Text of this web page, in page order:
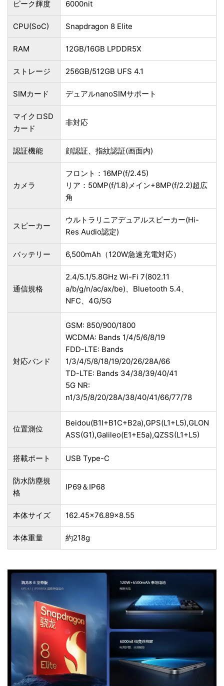
ピーク輝度 6000nit
CPU(SoC) Snapdragon 8 Elite
RAM 12GB/16GB LPDDR5X
ストレージ 256GB/512GB UFS 4.1
SIMカード デュアルnanoSIMサポート
マイクロSD
カード
非対応
認証機能 顔認証、指紋認証(画面内)
カメラ
フロント：16MP(f/2.45)
リア：50MP(f/1.8)メイン+8MP(f/2.2)超広
角
スピーカー
ウルトラリニアデュアルスピーカー(Hi-
Res Audio認定)
バッテリー 6,500mAh（120W急速充電対応）
通信規格
2.4/5.1/5.8GHz Wi-Fi 7(802.11
a/b/g/n/ac/ax/be)、Bluetooth 5.4、
NFC、4G/5G
対応バンド
GSM: 850/900/1800
WCDMA: Bands 1/4/5/6/8/19
FDD-LTE: Bands
1/3/4/5/8/18/19/20/26/28A/66
TD-LTE: Bands 34/38/39/40/41
5G NR:
n1/3/5/8/20/28A/38/40/41/66/77/78
位置測位
Beidou(B1I+B1C+B2a),GPS(L1+L5),GLON
ASS(G1),Galileo(E1+E5a),QZSS(L1+L5)
搭載ポート USB Type-C
防水防塵規
格
IP69＆IP68
本体サイズ 162.45×76.89×8.55
本体重量 約218g